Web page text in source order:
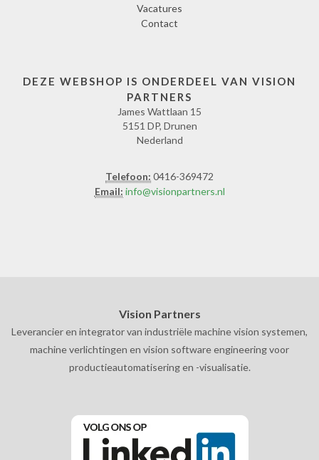
Vacatures
Contact
DEZE WEBSHOP IS ONDERDEEL VAN VISION
PARTNERS
James Wattlaan 15
5151 DP, Drunen
Nederland
Telefoon: 0416-369472
Email: info@visionpartners.nl
Vision Partners
Leverancier en integrator van industriële machine vision systemen,
machine verlichtingen en vision software engineering voor
productieautomatisering en -visualisatie.